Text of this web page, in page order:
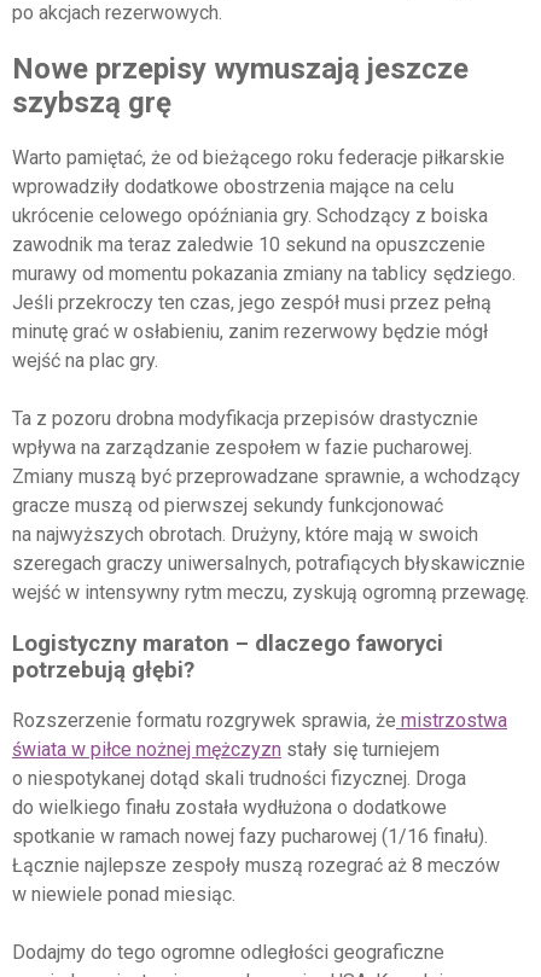
po akcjach rezerwowych.
Nowe przepisy wymuszają jeszcze
szybszą grę
Warto pamiętać, że od bieżącego roku federacje piłkarskie
wprowadziły dodatkowe obostrzenia mające na celu
ukrócenie celowego opóźniania gry. Schodzący z boiska
zawodnik ma teraz zaledwie 10 sekund na opuszczenie
murawy od momentu pokazania zmiany na tablicy sędziego.
Jeśli przekroczy ten czas, jego zespół musi przez pełną
minutę grać w osłabieniu, zanim rezerwowy będzie mógł
wejść na plac gry.
Ta z pozoru drobna modyfikacja przepisów drastycznie
wpływa na zarządzanie zespołem w fazie pucharowej.
Zmiany muszą być przeprowadzane sprawnie, a wchodzący
gracze muszą od pierwszej sekundy funkcjonować
na najwyższych obrotach. Drużyny, które mają w swoich
szeregach graczy uniwersalnych, potrafiących błyskawicznie
wejść w intensywny rytm meczu, zyskują ogromną przewagę.
Logistyczny maraton – dlaczego faworyci
potrzebują głębi?
Rozszerzenie formatu rozgrywek sprawia, że mistrzostwa
świata w piłce nożnej mężczyzn stały się turniejem
o niespotykanej dotąd skali trudności fizycznej. Droga
do wielkiego finału została wydłużona o dodatkowe
spotkanie w ramach nowej fazy pucharowej (1/16 finału).
Łącznie najlepsze zespoły muszą rozegrać aż 8 meczów
w niewiele ponad miesiąc.
Dodajmy do tego ogromne odległości geograficzne